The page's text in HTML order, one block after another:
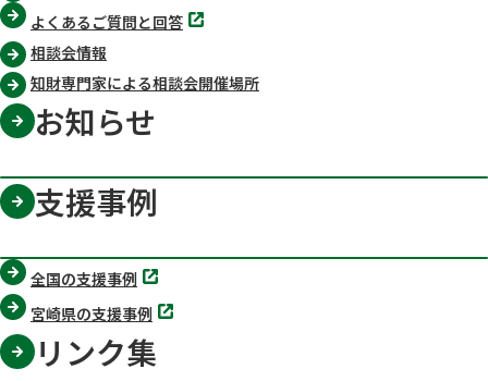
よくあるご質問と回答
別
タ
開
く
相談会情報
知財専門家による相談会開催場所
お知らせ
支援事例
全国の支援事例
別
タ
で
開
く
宮崎県の支援事例
別
タ
で
開
リンク集